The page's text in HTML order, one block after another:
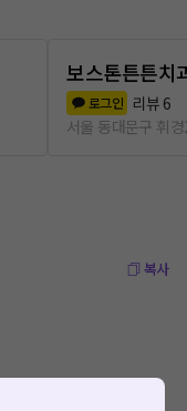
보스톤튼튼치
로그인 리뷰 6
서울 동대문구 휘
복사